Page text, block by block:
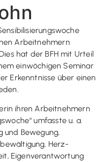
Arbeitnehmern
hat der BFH mit Urteil
einwöchigen Seminar
Erkenntnisse über einen
ihren Arbeitnehmern
umfasste u. a.
und Bewegung,
Herz-
Eigenverantwortung